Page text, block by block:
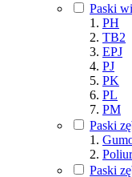
Paski
PH
TB2
EPJ
PJ
PK
PL
PM
Paski
Paski